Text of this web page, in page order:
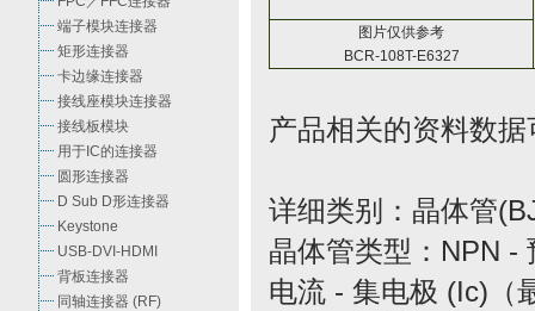
端子模块连接器
矩形连接器
卡边缘连接器
接线座模块连接器
接线板模块
用于IC的连接器
圆形连接器
D Sub D形连接器
Keystone
USB-DVI-HDMI
背板连接器
同轴连接器 (RF)
图片仅供参考
BCR-108T-E6327
产品相关的资料数
详细类别：晶体管
晶体管类型：NPN -
电流 - 集电极 (Ic)（